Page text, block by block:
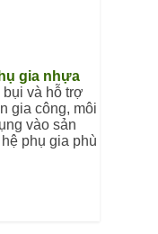
gia nhựa
và hỗ trợ
gia công, môi
vào sản
phụ gia phù